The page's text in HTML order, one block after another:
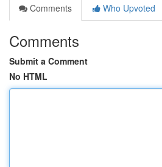
Comments
Who Upvoted
Comments
Submit a Comment
No HTML